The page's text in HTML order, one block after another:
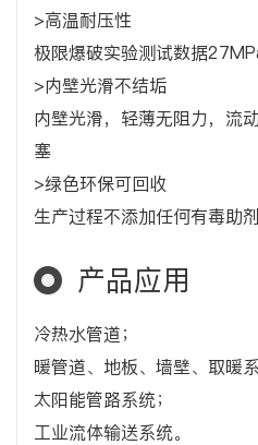
>高温耐压性
极限爆破实验测试数据
>内壁光滑不结垢
内壁光滑，轻薄无阻力，流
塞
>绿色环保可回收
生产过程不添加任何有毒助
产品应用
冷热水管道；
暖管道、地板、墙壁、取暖系
太阳能管路系统；
工业流体输送系统。